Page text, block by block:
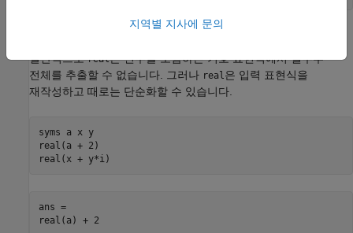
기호 표현식의 실수부 계산하기
일반적으로real은 변수를 포함하는 기호 표현식에서 실수부
전체를 추출할 수 없습니다. 그러나 real은 입력 표현식을
재작성하고 때로는 단순화할 수 있습니다.
syms a x y
real(a + 2)
real(x + y*i)
ans =
real(a) + 2
지역별 지사에 문의